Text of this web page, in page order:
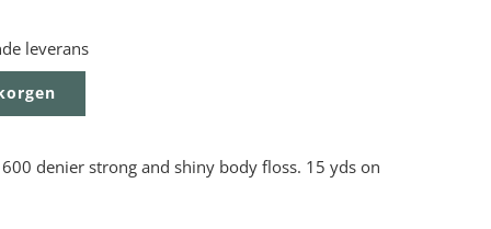
leverans
denier strong and shiny body floss. 15 yds on